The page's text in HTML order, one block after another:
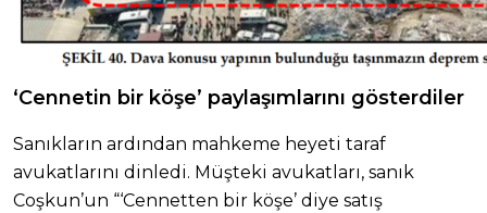
‘Cennetin bir köşe’ paylaşımlarını gösterdiler
Sanıkların ardından mahkeme heyeti taraf
avukatlarını dinledi. Müşteki avukatları, sanık
Coşkun’un “‘Cennetten bir köşe’ diye satış